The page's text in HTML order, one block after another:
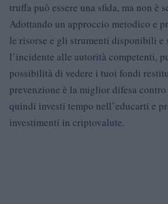
truffa può essere una sfida, ma non è
Adottando un approccio metodico e
le risorse e gli strumenti disponibili e
l’incidente alle autorità competenti,
possibilità di vedere i tuoi fondi
prevenzione è la miglior difesa
quindi investi tempo nell’educarti e
investimenti in criptovalute.